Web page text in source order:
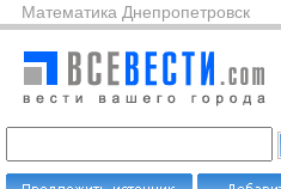
Математика Днепропетровск